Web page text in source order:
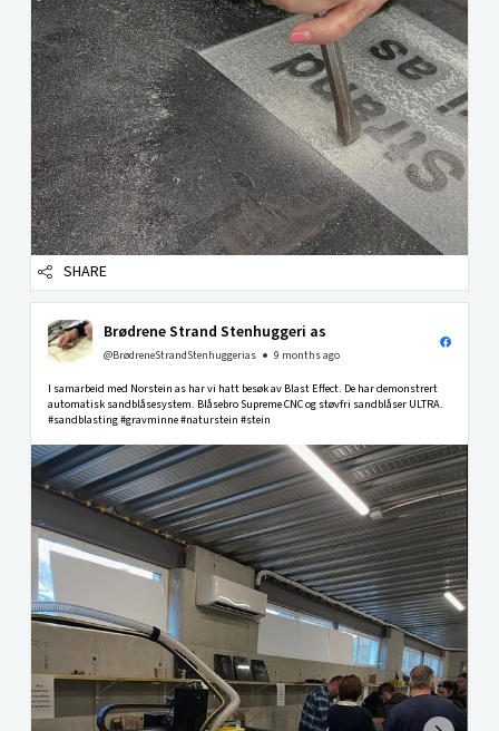
SHARE
Brødrene Strand Stenhuggeri as
@BrødreneStrandStenhuggerias 9 months ago
I samarbeid med Norstein as har vi hatt besøk av Blast Effect. De har demonstrert
automatisk sandblåsesystem. Blåsebro Supreme CNC og støvfri sandblåser ULTRA.
#sandblasting #gravminne #naturstein #stein